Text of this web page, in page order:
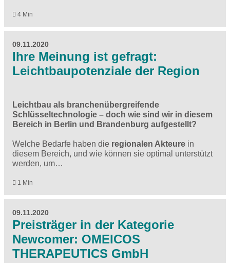
4 Min
09.11.2020
Ihre Meinung ist gefragt:
Leichtbaupotenziale der Region
Leichtbau als branchenübergreifende
Schlüsseltechnologie – doch wie sind wir in diesem
Bereich in Berlin und Brandenburg aufgestellt?
Welche Bedarfe haben die regionalen Akteure in
diesem Bereich, und wie können sie optimal unterstützt
werden, um…
1 Min
09.11.2020
Preisträger in der Kategorie
Newcomer: OMEICOS
THERAPEUTICS GmbH